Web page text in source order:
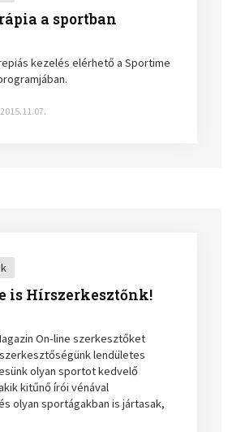
a sportban
kezelés elérhető a Sportime
2015.11.07.
is Hírszerkesztőnk!
On-line szerkesztőket
lendületes
olyan sportot kedvelő
kitűnő írói vénával
olyan sportágakban is jártasak,